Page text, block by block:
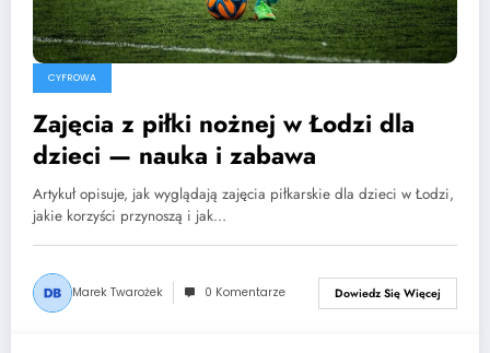
CYFROWA
Zajęcia z piłki nożnej w Łodzi dla
dzieci — nauka i zabawa
Artykuł opisuje, jak wyglądają zajęcia piłkarskie dla dzieci w Łodzi,
jakie korzyści przynoszą i jak…
Marek Twarożek 0 Komentarze Dowiedz Się Więcej